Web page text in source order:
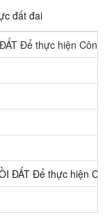
đất đai
Để thực hiện
ĐẤT Để thực hiện